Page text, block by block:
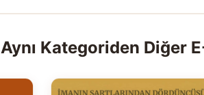
Aynı Kategoriden Diğer